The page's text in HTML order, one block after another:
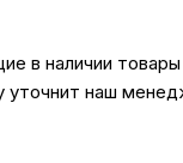
в наличии
уточнит наш